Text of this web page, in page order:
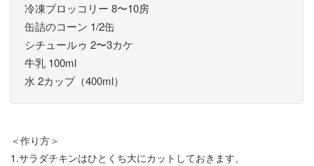
冷凍ブロッコリー 8〜10房
缶詰のコーン 1/2缶
シチュールゥ 2〜3カケ
牛乳 100ml
水 2カップ（400ml）
＜作り方＞
1.サラダチキンはひとくち大にカットしておきます。